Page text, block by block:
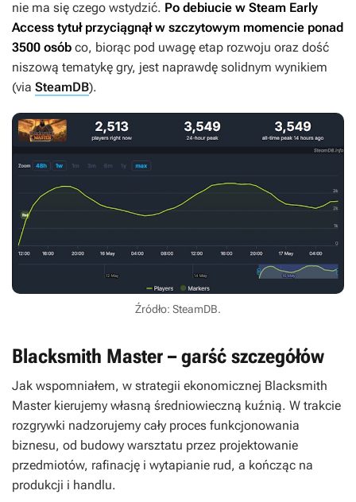
nie ma się czego wstydzić. Po debiucie w Steam Early
Access tytuł przyciągnął w szczytowym momencie ponad
3500 osób co, biorąc pod uwagę etap rozwoju oraz dość
niszową tematykę gry, jest naprawdę solidnym wynikiem
(via SteamDB).
Źródło: SteamDB.
Blacksmith Master – garść szczegółów
Jak wspomniałem, w strategii ekonomicznej Blacksmith
Masterkierujemy własną średniowieczną kuźnią. W trakcie
rozgrywki nadzorujemy cały proces funkcjonowania
biznesu, od budowy warsztatu przez projektowanie
przedmiotów, rafinację i wytapianie rud, a kończąc na
produkcji i handlu.